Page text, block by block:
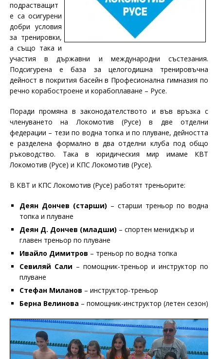
подрастващит
е са осигурени
добри условия
за тренировки,
а също така и
участия в държавни и международни състезания.
Подсигурена е база за целогодишна тренировъчна
дейност в покрития басейн в Професионална гимназия по
речно корабостроене и корабоплаване – Русе.
Поради промяна в законодателството и във връзка с
членуването на Локомотив (Русе) в две отделни
федерации – тези по водна топка и по плуване, дейността
е разделена формално в два отделни клуба под общо
ръководство. Така в юридическия мир имаме КВТ
Локомотив (Русе) и КПС Локомотив (Русе).
В КВТ и КПС Локомотив (Русе) работят треньорите:
Деян Дончев (старши) – старши треньор по водна
топка и плуване
Деян Д. Дончев (младши) – спортен мениджър и
главен треньор по плуване
Ивайло Димитров – треньор по водна топка
Севиляй Сали – помощник-треньор и инструктор по
плуване
Стефан Миланов – инструктор-треньор
Берна Велинова – помощник-инструктор (летен сезон)